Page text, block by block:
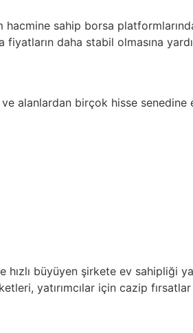
sahip borsa
daha stabil olmasına
ve alanlardan birçok hisse
büyüyen şirkete ev sahipliği
yatırımcılar için cazip fırsatlar